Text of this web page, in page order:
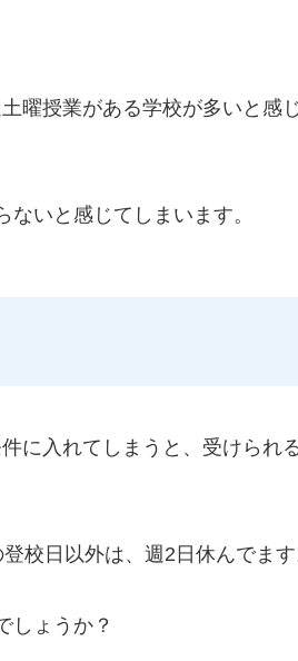
曜授業がある学校が多いと感
いと感じてしまいます。
に入れてしまうと、受けられ
校日以外は、週2日休んでます
しょうか？